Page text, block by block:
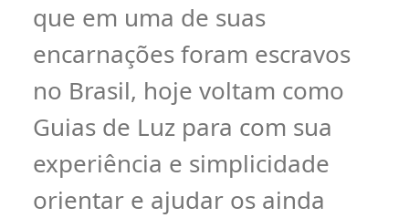
que em uma de suas
encarnações foram escravos
no Brasil, hoje voltam como
Guias de Luz para com sua
experiência e simplicidade
orientar e ajudar os ainda